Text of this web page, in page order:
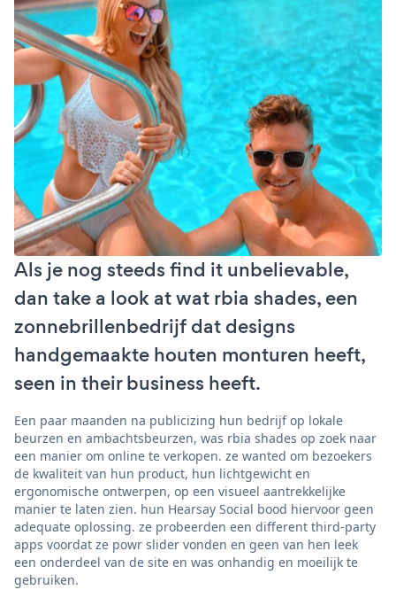
Als je nog steeds find it unbelievable,
dan take a look at wat rbia shades, een
zonnebrillenbedrijf dat designs
handgemaakte houten monturen heeft,
seen in their business heeft.
Een paar maanden na publicizing hun bedrijf op lokale
beurzen en ambachtsbeurzen, was rbia shades op zoek naar
een manier om online te verkopen. ze wanted om bezoekers
de kwaliteit van hun product, hun lichtgewicht en
ergonomische ontwerpen, op een visueel aantrekkelijke
manier te laten zien. hun Hearsay Social bood hiervoor geen
adequate oplossing. ze probeerden een different third-party
apps voordat ze powr slider vonden en geen van hen leek
een onderdeel van de site en was onhandig en moeilijk te
gebruiken.